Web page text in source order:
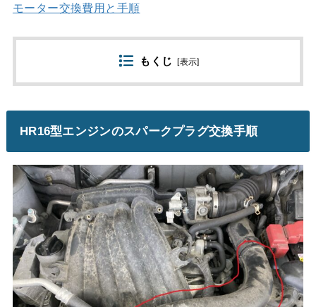
モーター交換費用と手順
もくじ [表示]
HR16型エンジンのスパークプラグ交換手順